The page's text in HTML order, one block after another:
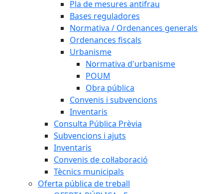
Pla de mesures antifrau
Bases reguladores
Normativa / Ordenances generals
Ordenances fiscals
Urbanisme
Normativa d'urbanisme
POUM
Obra pública
Convenis i subvencions
Inventaris
Consulta Pública Prèvia
Subvencions i ajuts
Inventaris
Convenis de col·laboració
Tècnics municipals
Oferta pública de treball